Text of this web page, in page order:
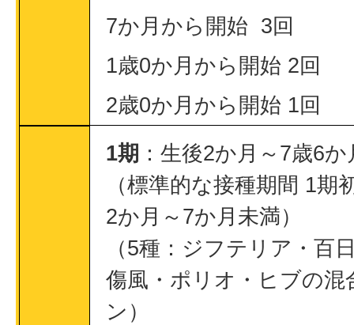
7か月から開始 3回
1歳0か月から開始 2回
2歳0か月から開始 1回
1期 ：生後2か月～7歳6
（標準的な接種期間 1期
2か月～7か月未満）
（5種：ジフテリア・百
傷風・ポリオ・ヒブの混
ン）